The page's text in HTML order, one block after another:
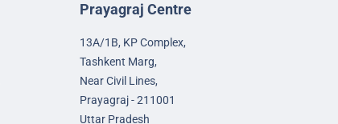
Prayagraj Centre
13A/1B, KP Complex,
Tashkent Marg,
Near Civil Lines,
Prayagraj - 211001
Uttar Pradesh